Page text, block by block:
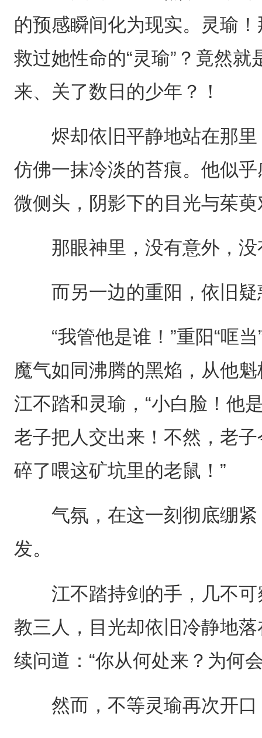
的预感瞬间化为现实。灵瑜
救过她性命的“灵瑜”？竟然
来、关了数日的少年？！
烬却依旧平静地站在那里
仿佛一抹冷淡的苔痕。他似
微侧头，阴影下的目光与茱
那眼神里，没有意外，没
而另一边的重阳，依旧疑
“我管他是谁！”重阳“哐当
魔气如同沸腾的黑焰，从他
江不踏和灵瑜，“小白脸！他
老子把人交出来！不然，老
碎了喂这矿坑里的老鼠！”
气氛，在这一刻彻底绷紧
发。
江不踏持剑的手，几不可
教三人，目光却依旧冷静地
续问道：“你从何处来？为何
然而，不等灵瑜再次开口